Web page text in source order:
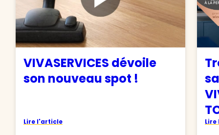
VIVASERVICES dévoile
son nouveau spot !
Lire l'article